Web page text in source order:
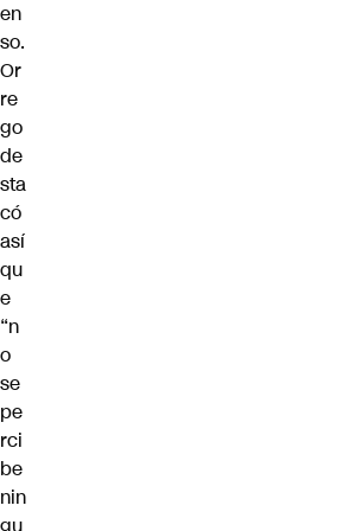
en
so.
Or
re
go
de
sta
có
así
qu
e
“n
o
se
pe
rci
be
nin
gu